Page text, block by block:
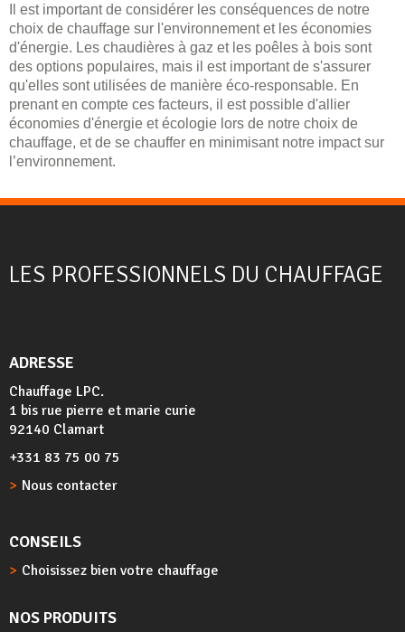
Il est important de considérer les conséquences de notre
choix de chauffage sur l'environnement et les économies
d'énergie. Les chaudières à gaz et les poêles à bois sont
des options populaires, mais il est important de s'assurer
qu'elles sont utilisées de manière éco-responsable. En
prenant en compte ces facteurs, il est possible d'allier
économies d'énergie et écologie lors de notre choix de
chauffage, et de se chauffer en minimisant notre impact sur
l’environnement.
LES PROFESSIONNELS DU CHAUFFAGE
ADRESSE
Chauffage LPC.
1 bis rue pierre et marie curie
92140 Clamart
+331 83 75 00 75
Nous contacter
CONSEILS
Choisissez bien votre chauffage
NOS PRODUITS